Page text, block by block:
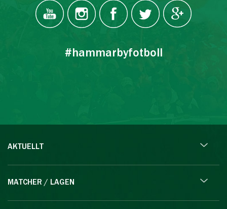
#hammarbyfotboll
AKTUELLT
MATCHER / LAGEN